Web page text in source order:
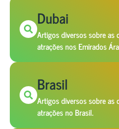
Dubai
Artigos diversos sobre as
atrações nos Emirados
Brasil
Artigos diversos sobre as
atrações no Brasil.